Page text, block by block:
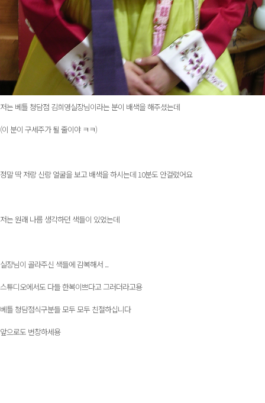
저는 베틀 청담점 김희영실장님이라는 분이 배색을 해주셨는데
(이 분이 구세주가 될 줄이야 ㅋㅋ)
정말 딱 저랑 신랑 얼굴을 보고 배색을 하시는데 10분도 안걸렸어요
저는 원래 나름 생각하던 색들이 있었는데
실장님이 골라주신 색들에 감복해서 ...
스튜디오에서도 다들 한복이쁘다고 그러더라고용
베틀 청담점식구분들 모두 모두 친절하십니다
앞으로도 번창하세용